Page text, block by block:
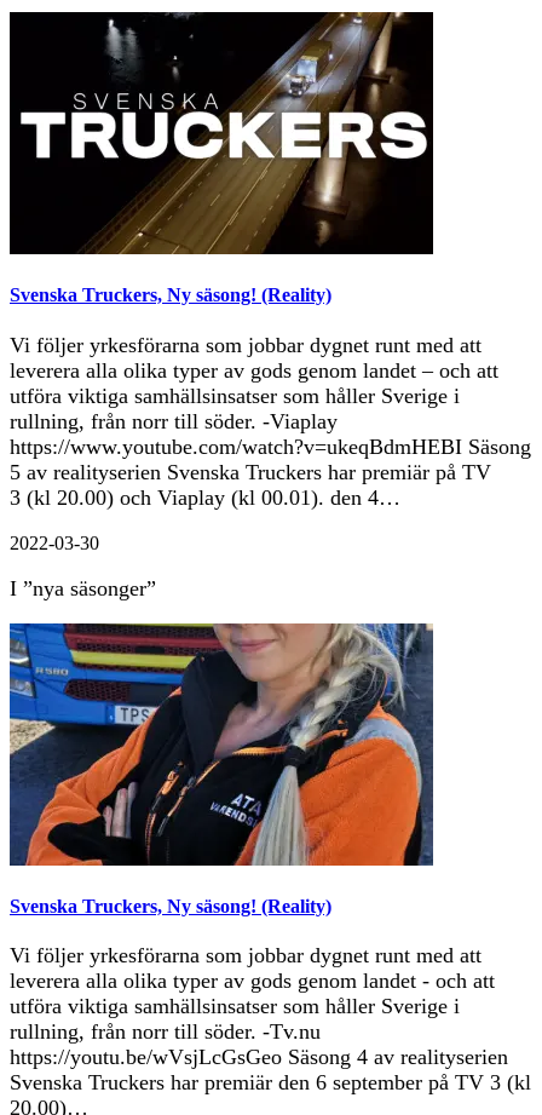
Svenska Truckers, Ny säsong! (Reality)
Vi följer yrkesförarna som jobbar dygnet runt med att
leverera alla olika typer av gods genom landet – och att
utföra viktiga samhällsinsatser som håller Sverige i
rullning, från norr till söder. -Viaplay
https://www.youtube.com/watch?v=ukeqBdmHEBI Säsong
5 av realityserien Svenska Truckers har premiär på TV
3 (kl 20.00) och Viaplay (kl 00.01). den 4…
2022-03-30
I ”nya säsonger”
Svenska Truckers, Ny säsong! (Reality)
Vi följer yrkesförarna som jobbar dygnet runt med att
leverera alla olika typer av gods genom landet - och att
utföra viktiga samhällsinsatser som håller Sverige i
rullning, från norr till söder. -Tv.nu
https://youtu.be/wVsjLcGsGeo Säsong 4 av realityserien
Svenska Truckers har premiär den 6 september på TV 3 (kl
20.00)…